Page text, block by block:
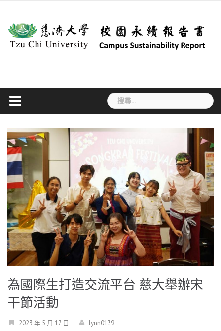
content
搜
尋
鍵
字:
為國際生打造交流平台 慈大舉辦宋
干節活動
2023 年 5 月 17 日 lynn0139